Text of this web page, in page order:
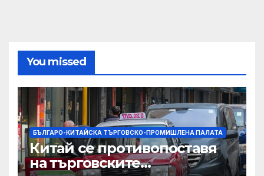
You missed
БЪЛГАРО-КИТАЙСКА ТЪРГОВСКО-ПРОМИШЛЕНА ПАЛАТА
Китай се противопоставя
на търговските